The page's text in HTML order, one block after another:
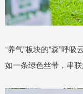
“养气”板块的“森”呼
如一条绿色丝带，串